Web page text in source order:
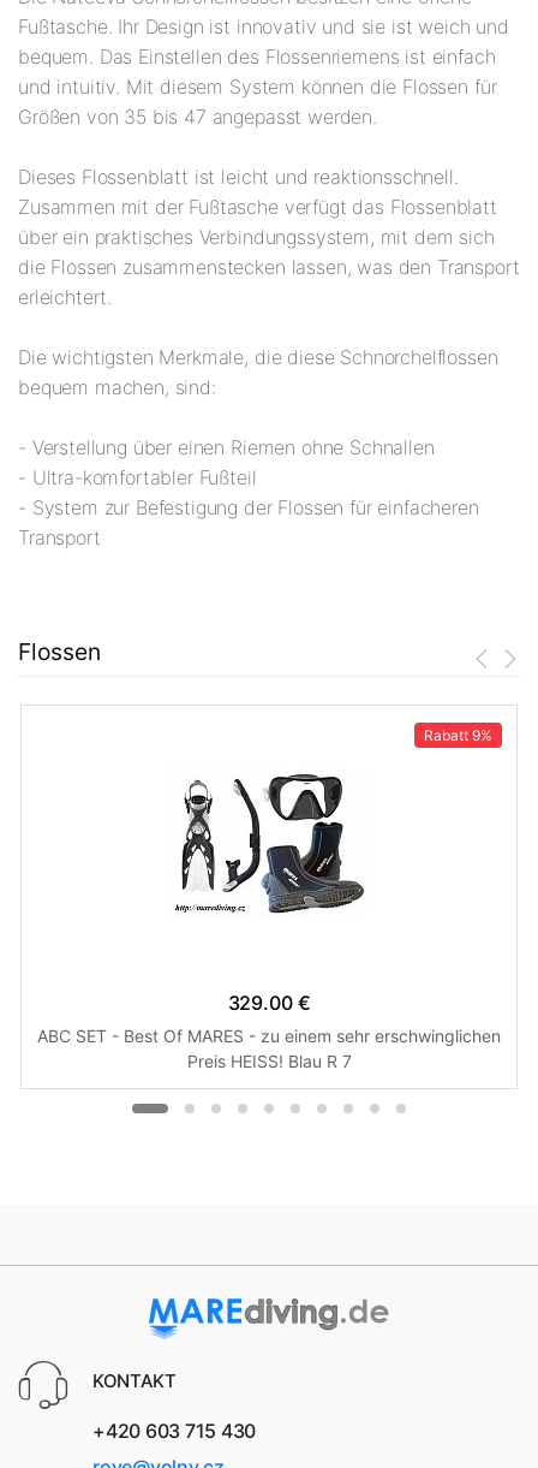
Fußtasche. Ihr Design ist innovativ und sie ist weich und
bequem. Das Einstellen des Flossenriemens ist einfach
und intuitiv. Mit diesem System können die Flossen für
Größen von 35 bis 47 angepasst werden.
Dieses Flossenblatt ist leicht und reaktionsschnell.
Zusammen mit der Fußtasche verfügt das Flossenblatt
über ein praktisches Verbindungssystem, mit dem sich
die Flossen zusammenstecken lassen, was den Transport
erleichtert.
Die wichtigsten Merkmale, die diese Schnorchelflossen
bequem machen, sind:
- Verstellung über einen Riemen ohne Schnallen
- Ultra-komfortabler Fußteil
- System zur Befestigung der Flossen für einfacheren
Transport
Flossen
Rabatt 9%
329.00 €
ABC SET - Best Of MARES - zu einem sehr erschwinglichen
Preis HEISS! Blau R 7
KONTAKT
+420 603 715 430